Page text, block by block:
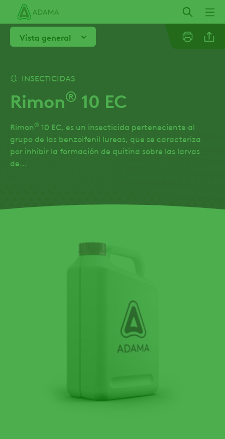
contenido
principalVista general
INSECTICIDAS
Rimon® 10 EC
Rimon® 10 EC, es un insecticida perteneciente al
grupo de las benzoifenil lureas, que se caracteriza
por inhibir la formación de quitina sobre las larvas
de...